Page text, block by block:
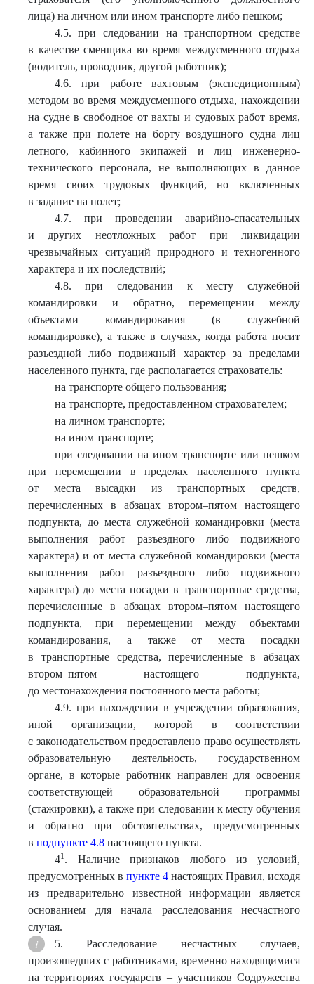
лица) на личном или ином транспорте либо пешком;
4.5. при следовании на транспортном средстве
в качестве сменщика во время междусменного отдыха
(водитель, проводник, другой работник);
4.6. при работе вахтовым (экспедиционным)
методом во время междусменного отдыха, нахождении
на судне в свободное от вахты и судовых работ время,
а также при полете на борту воздушного судна лиц
летного, кабинного экипажей и лиц инженерно-
технического персонала, не выполняющих в данное
время своих трудовых функций, но включенных
в задание на полет;
4.7. при проведении аварийно-спасательных
и других неотложных работ при ликвидации
чрезвычайных ситуаций природного и техногенного
характера и их последствий;
4.8. при следовании к месту служебной
командировки и обратно, перемещении между
объектами командирования (в служебной
командировке), а также в случаях, когда работа носит
разъездной либо подвижный характер за пределами
населенного пункта, где располагается страхователь:
на транспорте общего пользования;
на транспорте, предоставленном страхователем;
на личном транспорте;
на ином транспорте;
при следовании на ином транспорте или пешком
при перемещении в пределах населенного пункта
от места высадки из транспортных средств,
перечисленных в абзацах втором–пятом настоящего
подпункта, до места служебной командировки (места
выполнения работ разъездного либо подвижного
характера) и от места служебной командировки (места
выполнения работ разъездного либо подвижного
характера) до места посадки в транспортные средства,
перечисленные в абзацах втором–пятом настоящего
подпункта, при перемещении между объектами
командирования, а также от места посадки
в транспортные средства, перечисленные в абзацах
втором–пятом настоящего подпункта,
до местонахождения постоянного места работы;
4.9. при нахождении в учреждении образования,
иной организации, которой в соответствии
с законодательством предоставлено право осуществлять
образовательную деятельность, государственном
органе, в которые работник направлен для освоения
соответствующей образовательной программы
(стажировки), а также при следовании к месту обучения
и обратно при обстоятельствах, предусмотренных
в подпункте 4.8 настоящего пункта.
41. Наличие признаков любого из условий,
предусмотренных в пункте 4 настоящих Правил, исходя
из предварительно известной информации является
основанием для начала расследования несчастного
случая.
5. Расследование несчастных случаев,
произошедших с работниками, временно находящимися
на территориях государств – участников Содружества